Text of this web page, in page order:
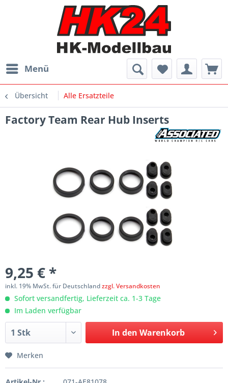
Menü
Übersicht Alle Ersatzteile
Factory Team Rear Hub Inserts
9,25 € *
inkl. 19% MwSt. für Deutschlandzzgl. Versandkosten
Sofort versandfertig, Lieferzeit ca. 1-3 Tage
Im Laden verfügbar
In den Warenkorb
Merken